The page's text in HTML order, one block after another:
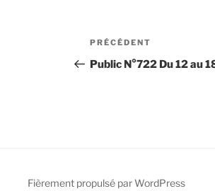
Navigation
de
Article
précédent
PRÉCÉDENT
Public N°722 Du 12 au
Fièrement propulsé par WordPress